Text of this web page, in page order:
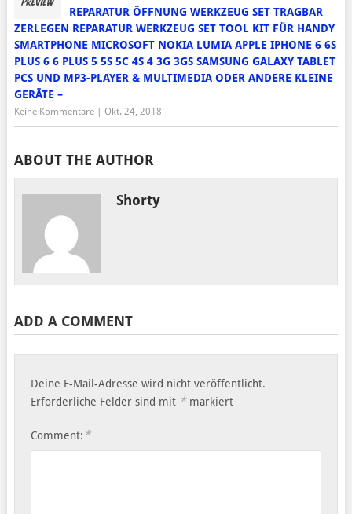
REPARATUR ÖFFNUNG WERKZEUG SET TRAGBAR
ZERLEGEN REPARATUR WERKZEUG SET TOOL KIT FÜR HANDY
SMARTPHONE MICROSOFT NOKIA LUMIA APPLE IPHONE 6 6S
PLUS 6 6 PLUS 5 5S 5C 4S 4 3G 3GS SAMSUNG GALAXY TABLET
PCS UND MP3-PLAYER & MULTIMEDIA ODER ANDERE KLEINE
GERÄTE –
Keine Kommentare| Okt. 24, 2018
ABOUT THE AUTHOR
Shorty
ADD A COMMENT
Deine E-Mail-Adresse wird nicht veröffentlicht.
Erforderliche Felder sind mit *markiert
Comment: *